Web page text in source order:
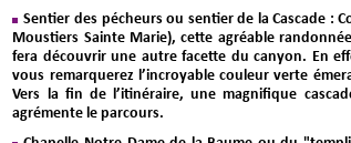
Sentier des pécheurs ou sentier de la Cascade :
Moustiers Sainte Marie), cette agréable
fera découvrir une autre facette du canyon. En
vous remarquerez l’incroyable couleur verte
Vers la fin de l’itinéraire, une magnifique
agrémente le parcours.